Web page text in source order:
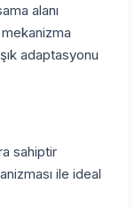
alanı
adaptasyonu
sahiptir
ile ideal